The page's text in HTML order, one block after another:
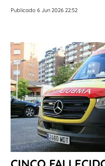
Publicado 6 Jun 2026 22:52